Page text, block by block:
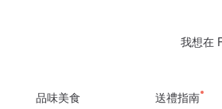
我想在
品味美食 送禮指南